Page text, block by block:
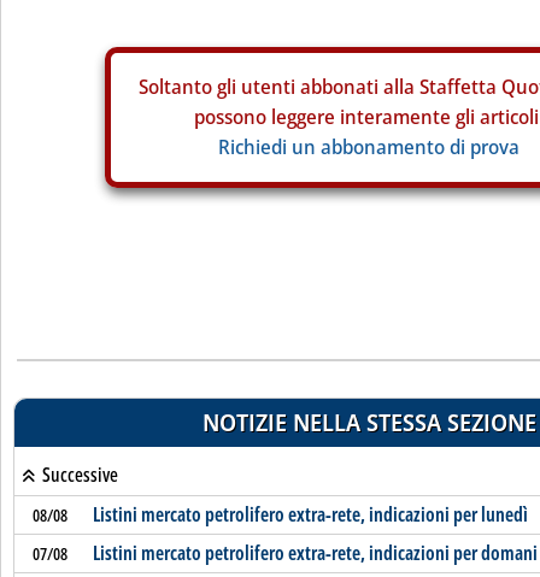
Soltanto gli utenti abbonati alla Staffetta
possono leggere interamente gli
Richiedi un abbonamento di prova
NOTIZIE NELLA STESSA SEZIONE
Successive
08/08 Listini mercato petrolifero extra-rete, indicazioni per lunedì
07/08 Listini mercato petrolifero extra-rete, indicazioni per domani